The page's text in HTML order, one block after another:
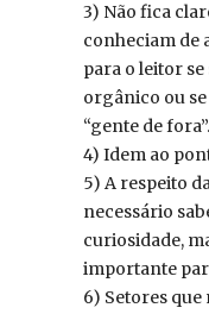
3) Não fica
conheciam de
para o leitor
orgânico ou
“gente de fora”.
4) Idem ao
5) A respeito
necessário
curiosidade,
importante
6) Setores